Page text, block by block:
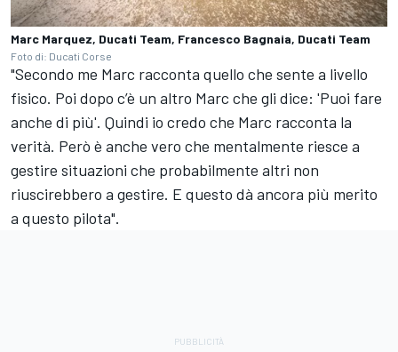
Marc Marquez, Ducati Team, Francesco Bagnaia, Ducati Team
Foto di: Ducati Corse
"Secondo me Marc racconta quello che sente a livello
fisico. Poi dopo c’è un altro Marc che gli dice: 'Puoi fare
anche di più'. Quindi io credo che Marc racconta la
verità. Però è anche vero che mentalmente riesce a
gestire situazioni che probabilmente altri non
riuscirebbero a gestire. E questo dà ancora più merito
a questo pilota".